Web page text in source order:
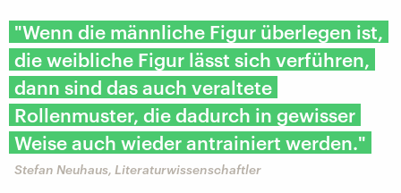
"Wenn die männliche Figur überlegen ist,
die weibliche Figur lässt sich verführen,
dann sind das auch veraltete
Rollenmuster, die dadurch in gewisser
Weise auch wieder antrainiert werden."
Stefan Neuhaus, Literaturwissenschaftler